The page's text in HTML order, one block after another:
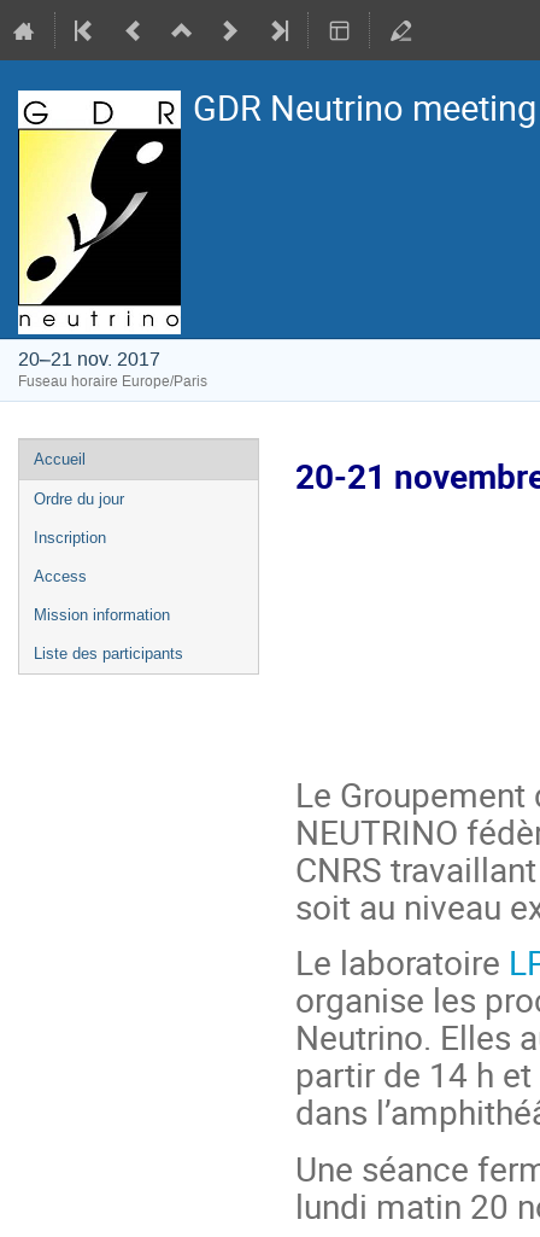
GDR Neutrino
20–21 nov. 2017
Fuseau horaire Europe/Paris
Menu
de
l'événement
Accueil
Ordre du jour
Inscription
Access
Mission information
Liste des participants
20-21
Le Groupement
NEUTRINO
CNRS
soit au niveau
Le laboratoire
organise les
Neutrino. Elles
partir de 14 h
dans
Une séance
lundi matin 20